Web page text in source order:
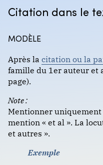
Citation dans le
MODÈLE
Après la citation ou la
famille du 1er auteur et
page).
Note :
Mentionner
mention « et al ». La
et autres ».
Exemple
Format : auteur-date
DIONNE
Format : classique
VANCOUVER
Format :
Cartes géographiques
Encyclopédies et
Images
Journaux et revues
Livres
Partitions musicales
organisationnelles
Livre (3 à 20 autrices
Livre (date de
littéraire)